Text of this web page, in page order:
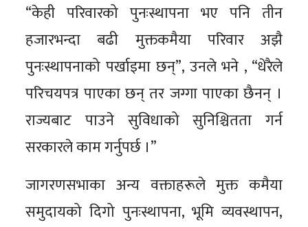
“केही परिवारको पुनःस्थापना भए पनि तीन
हजारभन्दा बढी मुक्तकमैया परिवार अझै
पुनःस्थापनाको पर्खाइमा छन्”, उनले भने , “धेरैले
परिचयपत्र पाएका छन् तर जग्गा पाएका छैनन् ।
राज्यबाट पाउने सुविधाको सुनिश्चितता गर्न
सरकारले काम गर्नुपर्छ ।”
जागरणसभाका अन्य वक्ताहरूले मुक्त कमैया
समुदायको दिगो पुनःस्थापना, भूमि व्यवस्थापन,